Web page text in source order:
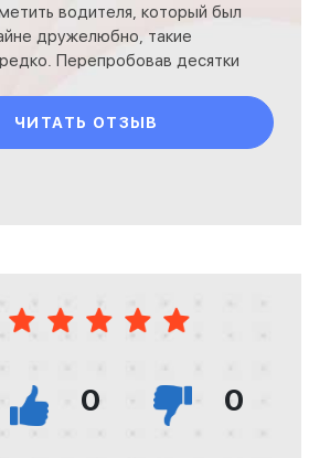
водителя, который был
дружелюбно, такие
Перепробовав десятки
ЧИТАТЬ ОТЗЫВ
0 0